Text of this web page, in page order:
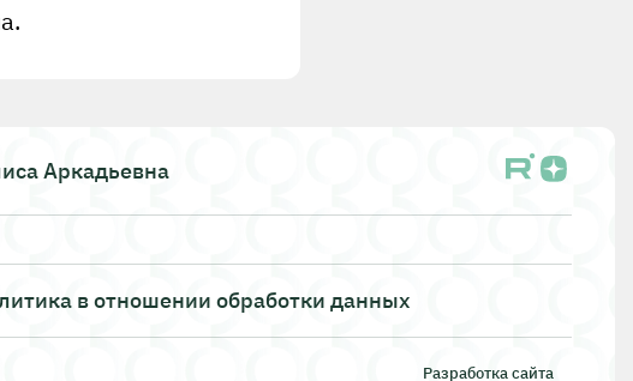
Аркадьевна
в отношении обработки данных
Разработка сайта